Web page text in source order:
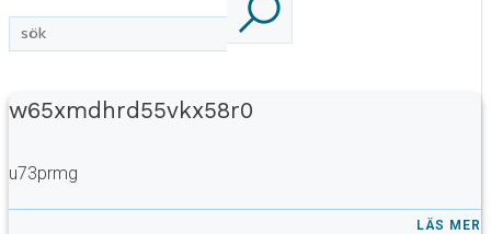
w65xmdhrd55vkx58r0
u73prmg
LÄS MER